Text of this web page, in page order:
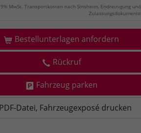
MwSt. Transportkosten nach Sinsheim, Endreinigung und
Zulassungsdokumente
Bestellunterlagen anfordern
Rückruf
Fahrzeug parken
Datei, Fahrzeugexposé drucken